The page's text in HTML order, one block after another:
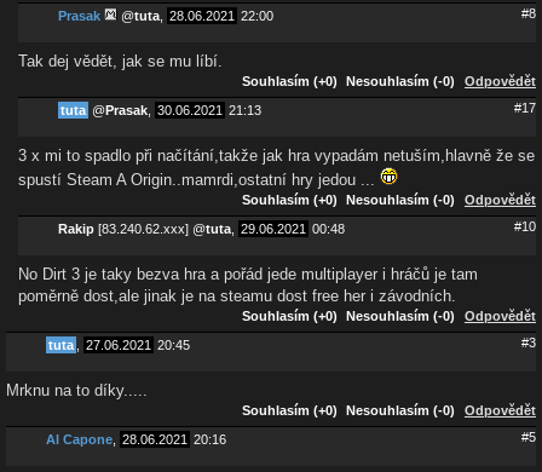
Prasak @tuta 28.06.2021 22:00 #8
Tak dej vědět, jak se mu líbí.
Souhlasím (+0) Nesouhlasím (-0) Odpovědět
tuta @Prasak 30.06.2021 21:13 #17
3 x mi to spadlo při načítání,takže jak hra vypadám netuším,hlavně že se
spustí Steam A Origin..mamrdi,ostatní hry jedou ...
Souhlasím (+0) Nesouhlasím (-0) Odpovědět
Rakip [83.240.62.xxx] @tuta 29.06.2021 00:48 #10
No Dirt 3 je taky bezva hra a pořád jede multiplayer i hráčů je tam
poměrně dost,ale jinak je na steamu dost free her i závodních.
Souhlasím (+0) Nesouhlasím (-0) Odpovědět
tuta 27.06.2021 20:45 #3
Mrknu na to díky.....
Souhlasím (+0) Nesouhlasím (-0) Odpovědět
Al Capone 28.06.2021 20:16 #5